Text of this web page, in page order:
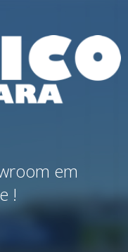
em
!